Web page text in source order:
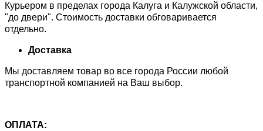
Курьером в пределах города Калуга и Калужской области,
"до двери". Стоимость доставки обговаривается
отдельно.
Доставка
Мы доставляем товар во все города России любой
транспортной компанией на Ваш выбор.
ОПЛАТА: